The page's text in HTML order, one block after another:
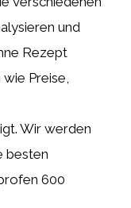
und
Rezept
Preise,
Wir werden
besten
600